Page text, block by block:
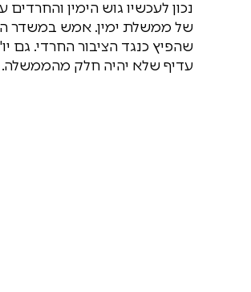
של ממשלת ימין. אמש במשדר
שהפיץ כנגד הציבור החרדי. גם
עדיף שלא יהיה חלק מהממשלה.